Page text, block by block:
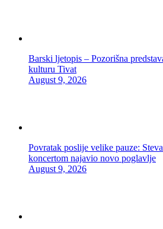
Barski ljetopis – Pozorišna
kulturu Tivat
August 9, 2026
Povratak poslije velike pauze:
koncertom najavio novo poglavlje
August 9, 2026